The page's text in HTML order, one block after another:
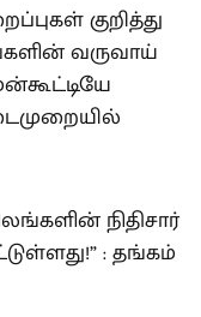
குறித்து
வருவாய்